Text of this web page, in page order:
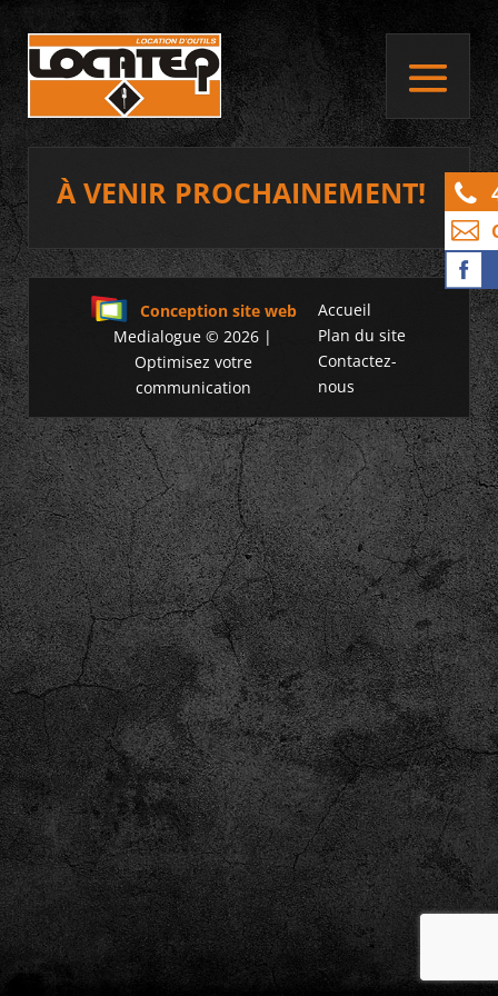
À VENIR PROCHAINEMENT!
Conception site web
Medialogue © 2026 |
Optimisez votre
communication
Accueil
Plan du site
Contactez-
nous